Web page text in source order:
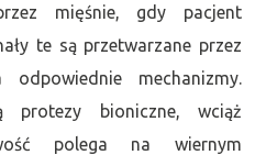
mięśnie, gdy pacjent
te są przetwarzane przez
mechanizmy.
protezy bioniczne, wciąż
polega na wiernym